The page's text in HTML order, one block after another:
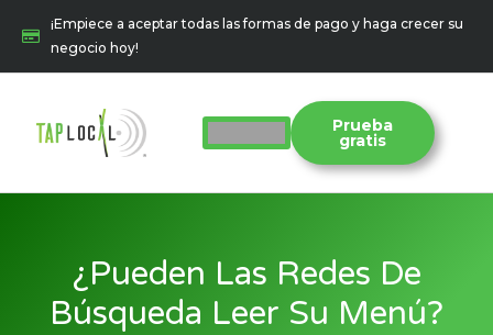
¡Empiece a aceptar todas las formas de pago y haga crecer su
negocio hoy!
Prueba
gratis
¿Pueden Las Redes De
Búsqueda Leer Su Menú?